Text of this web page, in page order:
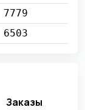
7779
6503
Заказы